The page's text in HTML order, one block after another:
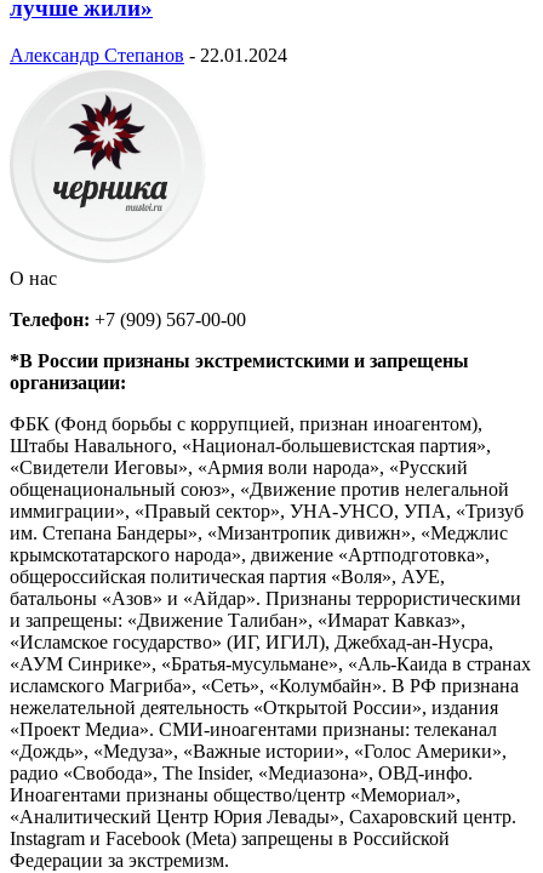
лучше жили»
Александр Степанов - 22.01.2024
О нас
Телефон: +7 (909) 567-00-00
*В России признаны экстремистскими и запрещены
организации:
ФБК (Фонд борьбы с коррупцией, признан иноагентом),
Штабы Навального, «Национал-большевистская партия»,
«Свидетели Иеговы», «Армия воли народа», «Русский
общенациональный союз», «Движение против нелегальной
иммиграции», «Правый сектор», УНА-УНСО, УПА, «Тризуб
им. Степана Бандеры», «Мизантропик дивижн», «Меджлис
крымскотатарского народа», движение «Артподготовка»,
общероссийская политическая партия «Воля», АУЕ,
батальоны «Азов» и «Айдар». Признаны террористическими
и запрещены: «Движение Талибан», «Имарат Кавказ»,
«Исламское государство» (ИГ, ИГИЛ), Джебхад-ан-Нусра,
«АУМ Синрике», «Братья-мусульмане», «Аль-Каида в странах
исламского Магриба», «Сеть», «Колумбайн». В РФ признана
нежелательной деятельность «Открытой России», издания
«Проект Медиа». СМИ-иноагентами признаны: телеканал
«Дождь», «Медуза», «Важные истории», «Голос Америки»,
радио «Свобода», The Insider, «Медиазона», ОВД-инфо.
Иноагентами признаны общество/центр «Мемориал»,
«Аналитический Центр Юрия Левады», Сахаровский центр.
Instagram и Facebook (Metа) запрещены в Российской
Федерации за экстремизм.